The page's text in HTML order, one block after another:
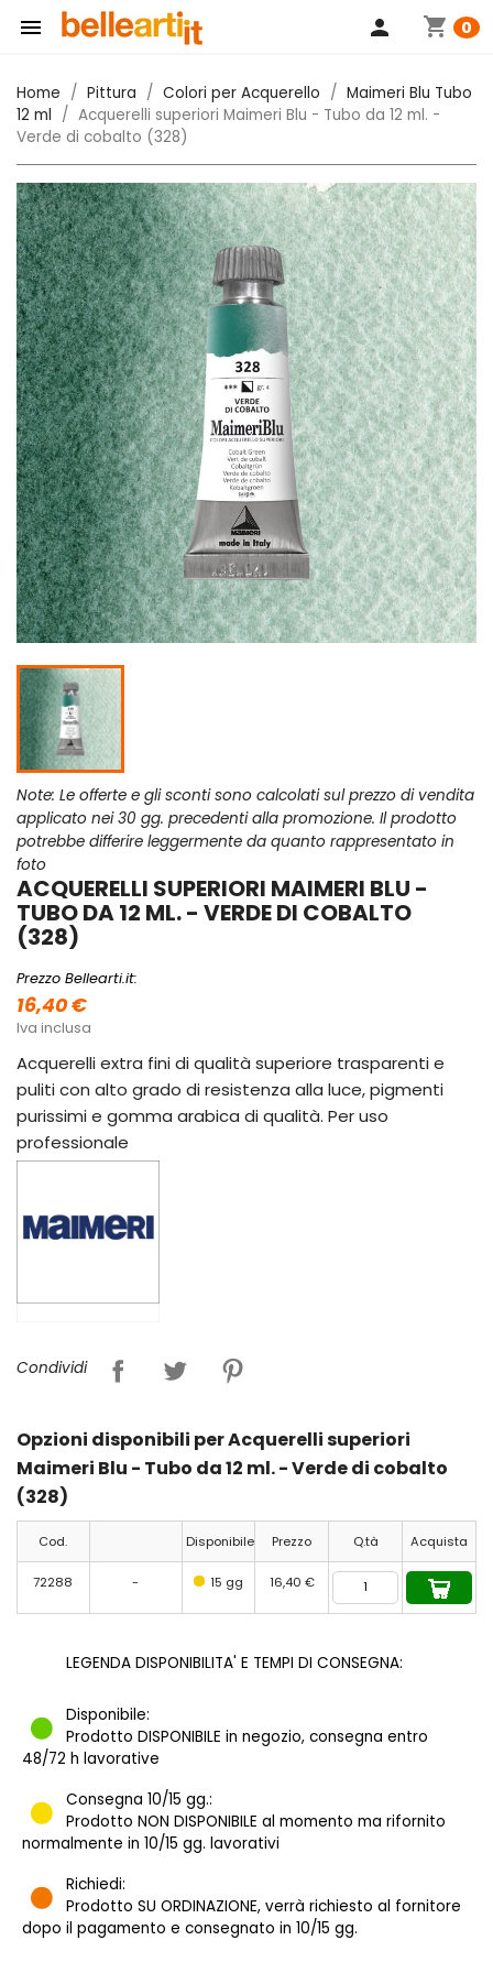
 shopping_cart 0
person
Home Pittura Colori per Acquerello
Maimeri Blu Tubo
12 ml
Acquerelli superiori Maimeri Blu - Tubo da 12 ml. -
Verde di cobalto (328)
Note: Le offerte e gli sconti sono calcolati sul prezzo di vendita
applicato nei 30 gg. precedenti alla promozione. Il prodotto
potrebbe differire leggermente da quanto rappresentato in
foto
ACQUERELLI SUPERIORI MAIMERI BLU -
TUBO DA 12 ML. - VERDE DI COBALTO
(328)
Prezzo Bellearti.it:
16,40 €
Iva inclusa
Acquerelli extra fini di qualità superiore trasparenti e
puliti con alto grado di resistenza alla luce, pigmenti
purissimi e gomma arabica di qualità. Per uso
professionale
Condividi
Opzioni disponibili per Acquerelli superiori
Maimeri Blu - Tubo da 12 ml. - Verde di cobalto
(328)
Cod. Disponibile Prezzo Q.tà Acquista
72288 - 15 gg 16,40 €
LEGENDA DISPONIBILITA' E TEMPI DI CONSEGNA:
Disponibile:
Prodotto DISPONIBILE in negozio, consegna entro
48/72 h lavorative
Consegna 10/15 gg.:
Prodotto NON DISPONIBILE al momento ma rifornito
normalmente in 10/15 gg. lavorativi
Richiedi:
Prodotto SU ORDINAZIONE, verrà richiesto al fornitore
dopo il pagamento e consegnato in 10/15 gg.